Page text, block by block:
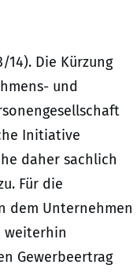
14). Die Kürzung
und
Initiative
daher sachlich
Für die
dem Unternehmen
weiterhin
Gewerbeertrag